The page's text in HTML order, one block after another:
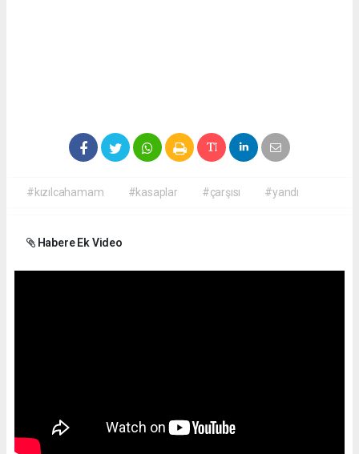
#kızılcahamam #kasaplar #çarşısı #yandı
Habere Ek Video